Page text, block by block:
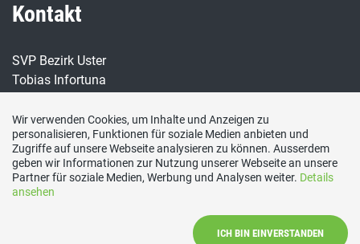
Kontakt
SVP Bezirk Uster
Tobias Infortuna
t.info@gmx.ch
Social Media
Besuchen Sie uns bei:
Wir verwenden Cookies, um Inhalte und Anzeigen zu
personalisieren, Funktionen für soziale Medien anbieten und
Zugriffe auf unsere Webseite analysieren zu können. Ausserdem
geben wir Informationen zur Nutzung unserer Webseite an unsere
Partner für soziale Medien, Werbung und Analysen weiter. Details
ansehen
ICH BIN EINVERSTANDEN